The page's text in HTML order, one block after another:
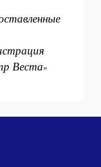
Веста»